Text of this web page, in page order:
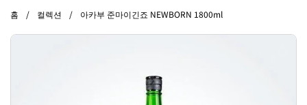
홈 / 컬렉션 / 아카부 준마이긴죠 NEWBORN 1800ml